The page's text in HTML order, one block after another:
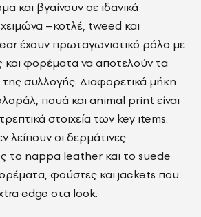
και βγαίνουν σε ιδανικά
–κοτλέ, tweed και
έχουν πρωταγωνιστικό ρόλο με
και φορέματα να αποτελούν τα
της συλλογής. Διαφορετικά μήκη
πουά και animal print είναι
στοιχεία των key items.
λείπουν οι δερμάτινες
το nappa leather και το suede
φούστες και jackets που
edge στα look.